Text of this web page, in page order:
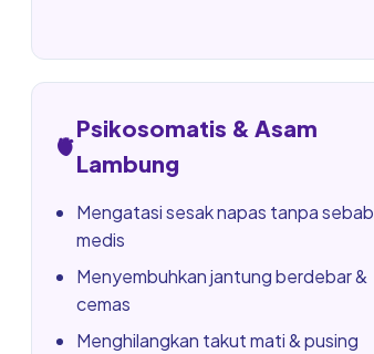
🫀
Psikosomatis & Asam
Lambung
Mengatasi sesak napas tanpa sebab
medis
Menyembuhkan jantung berdebar &
cemas
Menghilangkan takut mati & pusing